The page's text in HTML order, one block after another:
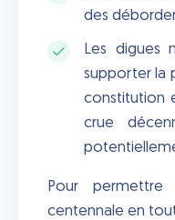
des
Les digues
supporter la
constitution
crue
Pour
centennale en